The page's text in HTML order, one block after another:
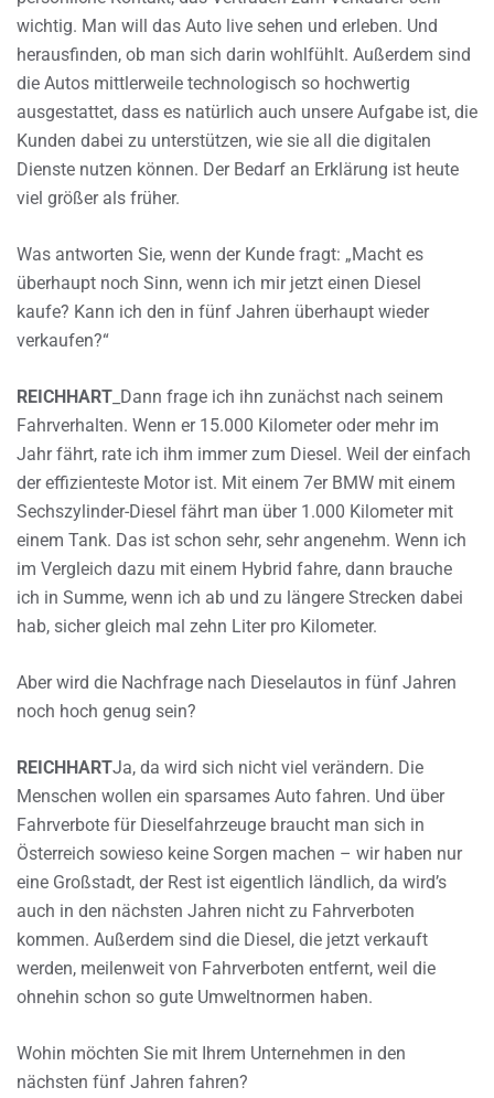
wichtig. Man will das Auto live sehen und erleben. Und
herausfinden, ob man sich darin wohlfühlt. Außerdem sind
die Autos mittlerweile technologisch so hochwertig
ausgestattet, dass es natürlich auch unsere Aufgabe ist, die
Kunden dabei zu unterstützen, wie sie all die digitalen
Dienste nutzen können. Der Bedarf an Erklärung ist heute
viel größer als früher.
Was antworten Sie, wenn der Kunde fragt: „Macht es
überhaupt noch Sinn, wenn ich mir jetzt einen Diesel
kaufe? Kann ich den in fünf Jahren überhaupt wieder
verkaufen?“
REICHHART _Dann frage ich ihn zunächst nach seinem
Fahrverhalten. Wenn er 15.000 Kilometer oder mehr im
Jahr fährt, rate ich ihm immer zum Diesel. Weil der einfach
der effizienteste Motor ist. Mit einem 7er BMW mit einem
Sechszylinder-Diesel fährt man über 1.000 Kilometer mit
einem Tank. Das ist schon sehr, sehr angenehm. Wenn ich
im Vergleich dazu mit einem Hybrid fahre, dann brauche
ich in Summe, wenn ich ab und zu längere Strecken dabei
hab, sicher gleich mal zehn Liter pro Kilometer.
Aber wird die Nachfrage nach Dieselautos in fünf Jahren
noch hoch genug sein?
REICHHARTJa, da wird sich nicht viel verändern. Die
Menschen wollen ein sparsames Auto fahren. Und über
Fahrverbote für Dieselfahrzeuge braucht man sich in
Österreich sowieso keine Sorgen machen – wir haben nur
eine Großstadt, der Rest ist eigentlich ländlich, da wird’s
auch in den nächsten Jahren nicht zu Fahrverboten
kommen. Außerdem sind die Diesel, die jetzt verkauft
werden, meilenweit von Fahrverboten entfernt, weil die
ohnehin schon so gute Umweltnormen haben.
Wohin möchten Sie mit Ihrem Unternehmen in den
nächsten fünf Jahren fahren?